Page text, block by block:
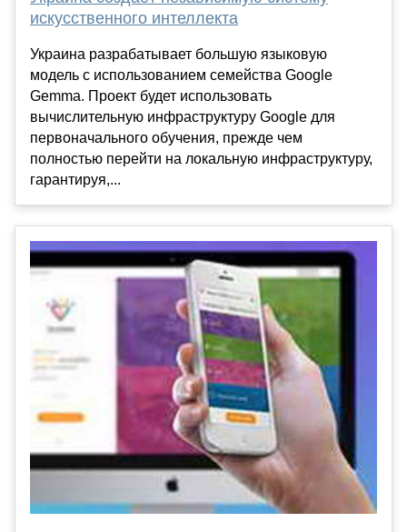
искусственного интеллекта
Украина разрабатывает большую языковую
модель с использованием семейства Google
Gemma. Проект будет использовать
вычислительную инфраструктуру Google для
первоначального обучения, прежде чем
полностью перейти на локальную инфраструктуру,
гарантируя,...